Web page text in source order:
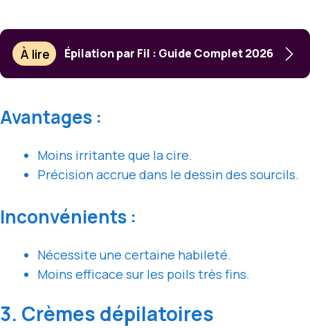
À lire Épilation par Fil : Guide Complet 2026
Avantages :
Moins irritante que la cire.
Précision accrue dans le dessin des sourcils.
Inconvénients :
Nécessite une certaine habileté.
Moins efficace sur les poils très fins.
3. Crèmes dépilatoires